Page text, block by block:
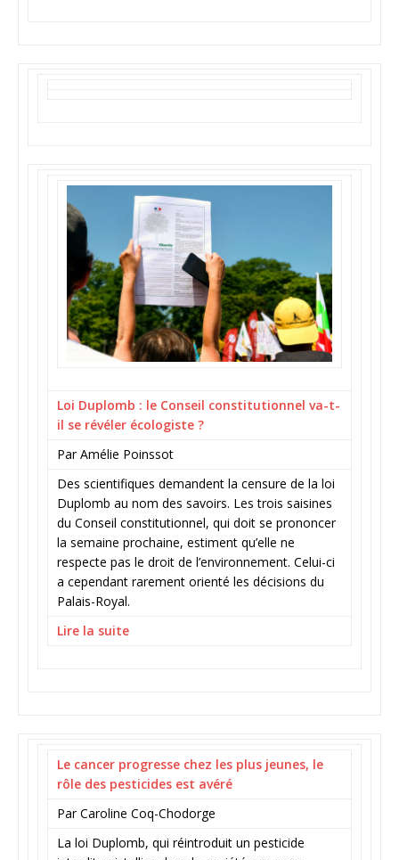
Loi Duplomb : le Conseil constitutionnel va-t-
il se révéler écologiste ?
Par Amélie Poinssot
Des scientifiques demandent la censure de la loi
Duplomb au nom des savoirs. Les trois saisines
du Conseil constitutionnel, qui doit se prononcer
la semaine prochaine, estiment qu’elle ne
respecte pas le droit de l’environnement. Celui-ci
a cependant rarement orienté les décisions du
Palais-Royal.
Lire la suite
Le cancer progresse chez les plus jeunes, le
rôle des pesticides est avéré
Par Caroline Coq-Chodorge
La loi Duplomb, qui réintroduit un pesticide